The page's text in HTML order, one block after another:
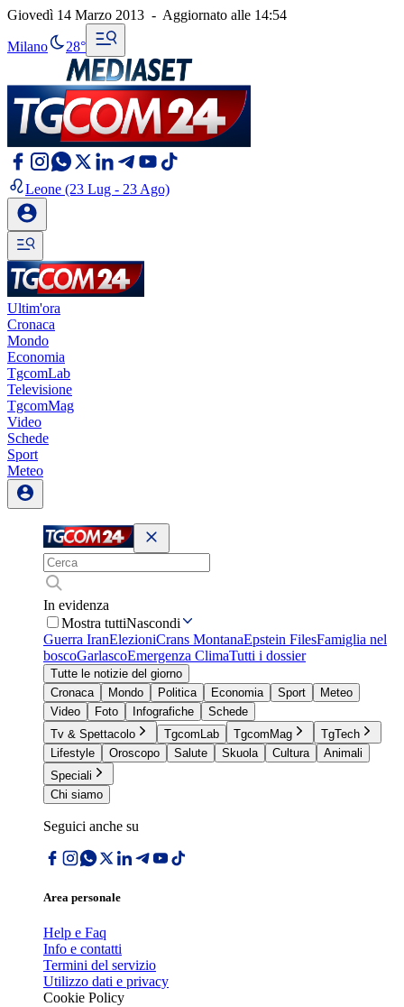
Giovedì 14 Marzo 2013 - Aggiornato alle 14:54
Milano 28°
Leone (23 Lug - 23 Ago)
Ultim'ora
Cronaca
Mondo
Economia
TgcomLab
Televisione
TgcomMag
Video
Schede
Sport
Meteo
In evidenza
Mostra tuttiNascondi
Guerra IranElezioniCrans MontanaEpstein FilesFamiglia nel
boscoGarlascoEmergenza ClimaTutti i dossier
Tutte le notizie del giorno
Cronaca
Mondo Politica Economia Sport
Meteo
Video
Foto Infografiche
Schede
Tv & Spettacolo
TgcomLab TgcomMag
TgTech
Lifestyle
Oroscopo Salute Skuola Cultura
Animali
Speciali
Chi siamo
Seguici anche su
Area personale
Help e Faq
Info e contatti
Termini del servizio
Utilizzo dati e privacy
Cookie Policy